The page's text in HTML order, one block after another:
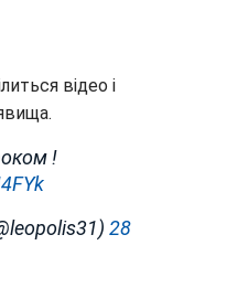
відео і
!
28